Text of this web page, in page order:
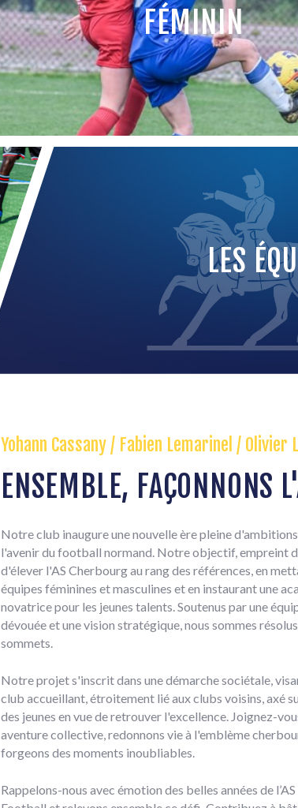
FÉMININ
LES
Yohann Cassany / Fabien Lemarinel / Olivier
ENSEMBLE, FAÇONNONS
Notre club inaugure une nouvelle ère pleine
l'avenir du football normand. Notre objectif, empreint
d'élever l'AS Cherbourg au rang des références, en
équipes féminines et masculines et en instaurant une
novatrice pour les jeunes talents. Soutenus par une
dévouée et une vision stratégique, nous sommes
sommets.
Notre projet s'inscrit dans une démarche sociétale,
club accueillant, étroitement lié aux clubs voisins, axé
des jeunes en vue de retrouver l'excellence. Joignez-
aventure collective, redonnons vie à l'emblème
forgeons des moments inoubliables.
Rappelons-nous avec émotion des belles années de